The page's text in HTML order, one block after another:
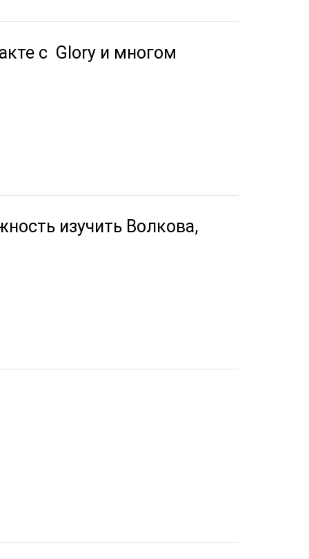
с Glory и многом
изучить Волкова,